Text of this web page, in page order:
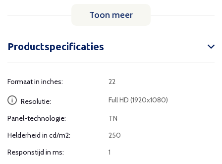
Toon meer
Productspecificaties
Formaat in inches: 22
Resolutie: Full HD (1920x1080)
Panel-technologie:
TN
Helderheid in cd/m2:
250
Responstijd in ms:
1